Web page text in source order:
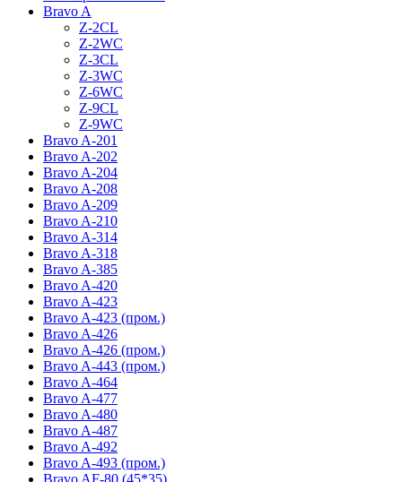
Bravo A
Z-2CL
Z-2WC
Z-3CL
Z-3WC
Z-6WC
Z-9CL
Z-9WC
Bravo A-201
Bravo A-202
Bravo A-204
Bravo A-208
Bravo A-209
Bravo A-210
Bravo A-314
Bravo A-318
Bravo A-385
Bravo A-420
Bravo A-423
Bravo A-423 (пром.)
Bravo A-426
Bravo A-426 (пром.)
Bravo A-443 (пром.)
Bravo A-464
Bravo A-477
Bravo A-480
Bravo A-487
Bravo A-492
Bravo A-493 (пром.)
Bravo AF-80 (45*35)